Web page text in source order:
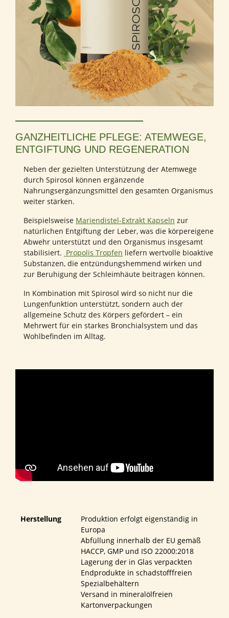
GANZHEITLICHE PFLEGE: ATEMWEGE,
ENTGIFTUNG UND REGENERATION
Neben der gezielten Unterstützung der Atemwege
durch Spirosol können ergänzende
Nahrungsergänzungsmittel den gesamten Organismus
weiter stärken.
Beispielsweise Mariendistel-Extrakt Kapseln zur
natürlichen Entgiftung der Leber, was die körpereigene
Abwehr unterstützt und den Organismus insgesamt
stabilisiert. Propolis Tropfen liefern wertvolle bioaktive
Substanzen, die entzündungshemmend wirken und
zur Beruhigung der Schleimhäute beitragen können.
In Kombination mit Spirosol wird so nicht nur die
Lungenfunktion unterstützt, sondern auch der
allgemeine Schutz des Körpers gefördert – ein
Mehrwert für ein starkes Bronchialsystem und das
Wohlbefinden im Alltag.
Herstellung
Produktion erfolgt eigenständig in
Europa
Abfüllung innerhalb der EU gemäß
HACCP, GMP und ISO 22000:2018
Lagerung der in Glas verpackten
Endprodukte in schadstofffreien
Spezialbehältern
Versand in mineralölfreien
Kartonverpackungen